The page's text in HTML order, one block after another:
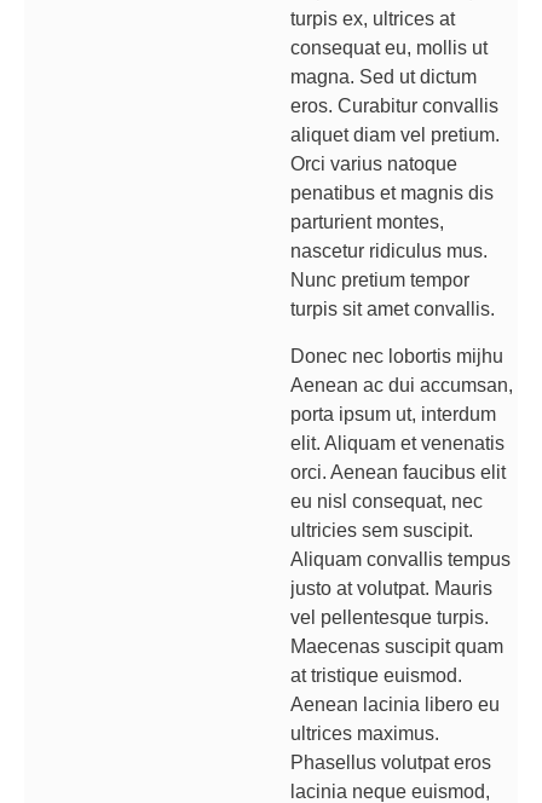
turpis ex, ultrices at
consequat eu, mollis ut
magna. Sed ut dictum
eros. Curabitur convallis
aliquet diam vel pretium.
Orci varius natoque
penatibus et magnis dis
parturient montes,
nascetur ridiculus mus.
Nunc pretium tempor
turpis sit amet convallis.
Donec nec lobortis mijhu
Aenean ac dui accumsan,
porta ipsum ut, interdum
elit. Aliquam et venenatis
orci. Aenean faucibus elit
eu nisl consequat, nec
ultricies sem suscipit.
Aliquam convallis tempus
justo at volutpat. Mauris
vel pellentesque turpis.
Maecenas suscipit quam
at tristique euismod.
Aenean lacinia libero eu
ultrices maximus.
Phasellus volutpat eros
lacinia neque euismod,